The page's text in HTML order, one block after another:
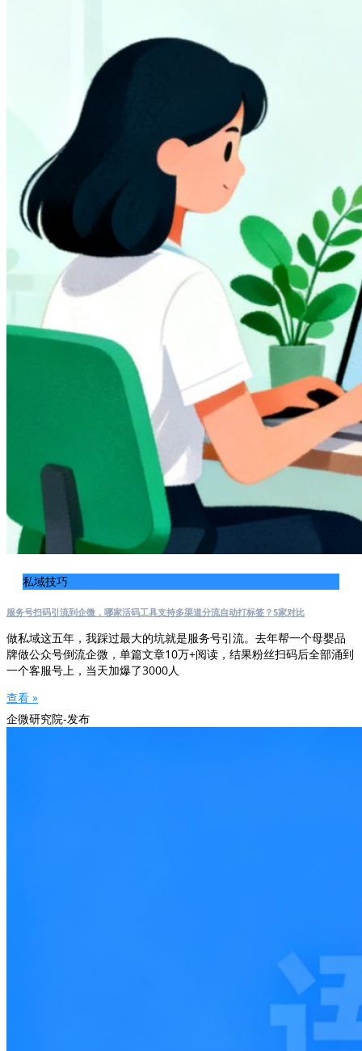
私域技巧
服务号扫码引流到企微，哪家活码工具支持多渠道分流自动打标签？5家对比
做私域这五年，我踩过最大的坑就是服务号引流。去年帮一个母婴品
牌做公众号倒流企微，单篇文章10万+阅读，结果粉丝扫码后全部涌到
一个客服号上，当天加爆了3000人
查看 »
企微研究院-发布